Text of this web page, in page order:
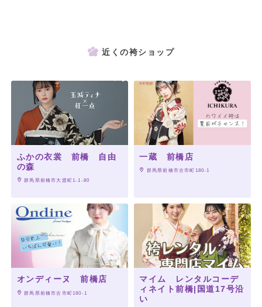
近くの袴ショップ
ふかの衣裳 前橋 自由
の森
群馬県前橋市大渡町1-1-80
一蔵 前橋店
群馬県前橋市古市町180-1
オンディーヌ 前橋店
群馬県前橋市古市町180-1
マイム レンタルコーデ
ィネイト前橋|国道17号沿
い